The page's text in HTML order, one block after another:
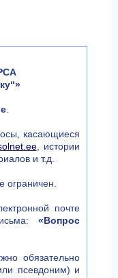
.
касающиеся
, истории
и т.д.
ограничен.
почте
«Вопрос
обязательно
псевдоним) и